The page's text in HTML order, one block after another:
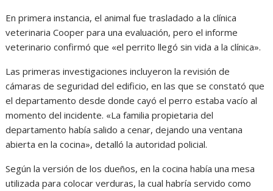
En primera instancia, el animal fue trasladado a la clínica
veterinaria Cooper para una evaluación, pero el informe
veterinario confirmó que «el perrito llegó sin vida a la clínica».
Las primeras investigaciones incluyeron la revisión de
cámaras de seguridad del edificio, en las que se constató que
el departamento desde donde cayó el perro estaba vacío al
momento del incidente. «La familia propietaria del
departamento había salido a cenar, dejando una ventana
abierta en la cocina», detalló la autoridad policial.
Según la versión de los dueños, en la cocina había una mesa
utilizada para colocar verduras, la cual habría servido como